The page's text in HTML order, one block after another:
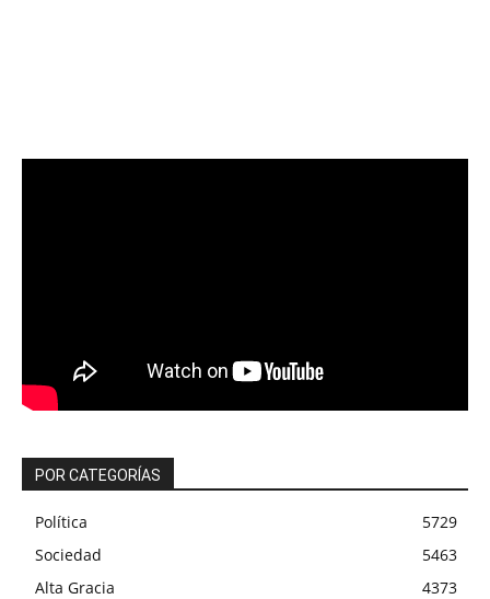
POR CATEGORÍAS
Política
5729
Sociedad
5463
Alta Gracia
4373